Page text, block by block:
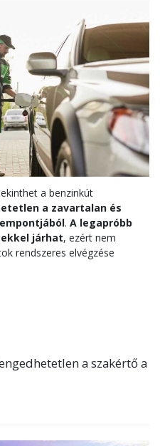
a benzinkút
a zavartalan és
. A legapróbb
járhat, ezért nem
rendszeres elvégzése
a szakértő a